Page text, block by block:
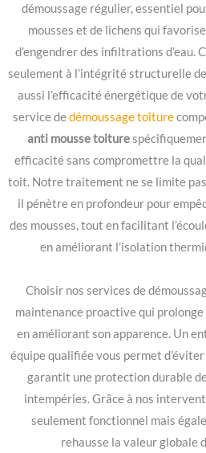
démoussage régulier, essentiel
mousses et de lichens qui
d’engendrer des infiltrations d’eau.
seulement à l’intégrité structurelle
aussi l’efficacité énergétique de
service dedémoussage toiture
anti mousse toiture
efficacité sans compromettre la
toit. Notre traitement ne se limite
il pénètre en profondeur pour
des mousses, tout en facilitant
en améliorant l’isolation
Choisir nos services de
maintenance proactive qui
en améliorant son apparence. Un
équipe qualifiée vous permet
garantit une protection durable
intempéries. Grâce à nos
seulement fonctionnel mais
rehausse la valeur globale